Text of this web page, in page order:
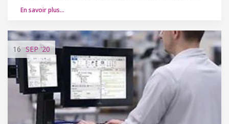
En savoir plus…
16 SEP'20